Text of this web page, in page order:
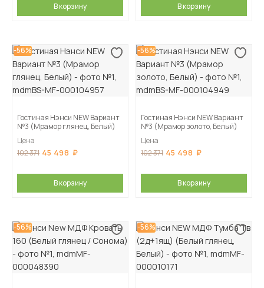
В корзину В корзину
-56%
Гостиная Нэнси NEW Вариант
№3 (Мрамор глянец, Белый)
Цена
102 371 45 498
В корзину
-56%
Гостиная Нэнси NEW Вариант
№3 (Мрамор золото, Белый)
Цена
102 371 45 498
В корзину
-56% -56%